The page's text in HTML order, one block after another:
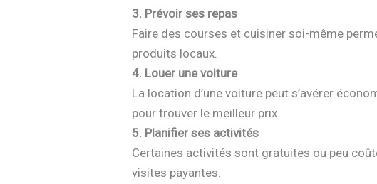
3. Prévoir ses repas
Faire des courses et cuisiner soi-même
produits locaux.
4. Louer une voiture
La location d’une voiture peut s’avérer
pour trouver le meilleur prix.
5. Planifier ses activités
Certaines activités sont gratuites ou peu
visites payantes.